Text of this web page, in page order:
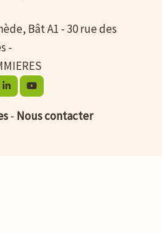
Bât A1 - 30 rue des
-
- Nous contacter